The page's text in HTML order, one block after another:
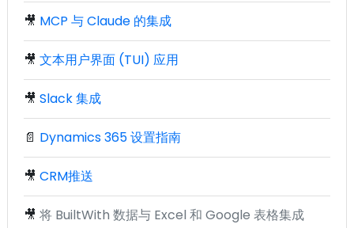
🎥 MCP 与 Claude 的集成
🎥 文本用户界面 (TUI) 应用
🎥 Slack 集成
📄 Dynamics 365 设置指南
🎥 CRM推送
🎥 将 BuiltWith 数据与 Excel 和 Google 表格集成